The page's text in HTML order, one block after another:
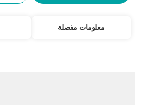
معلومات مفصلة